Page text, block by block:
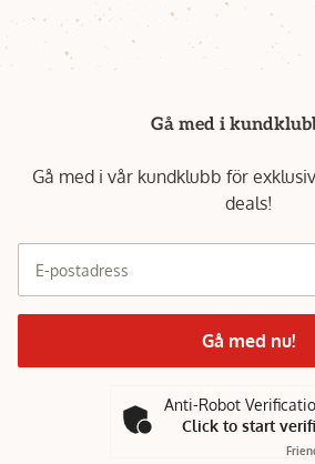
Gå med i
Gå med i vår kundklubb för
deals!
E-postadress
Gå med nu!
Anti-Robot
Click to start